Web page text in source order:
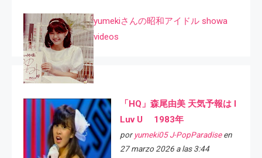
yumekiさんの昭和アイドル showa
videos
「HQ」森尾由美 天気予報は I
Luv U 1983年
por yumeki05 J-PopParadiseen
27 marzo 2026 a las 3:44